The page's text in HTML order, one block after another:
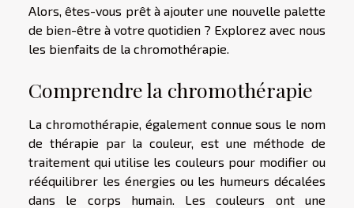
Alors, êtes-vous prêt à ajouter une nouvelle palette
de bien-être à votre quotidien ? Explorez avec nous
les bienfaits de la chromothérapie.
Comprendre la chromothérapie
La chromothérapie, également connue sous le nom
de thérapie par la couleur, est une méthode de
traitement qui utilise les couleurs pour modifier ou
rééquilibrer les énergies ou les humeurs décalées
dans le corps humain. Les couleurs ont une